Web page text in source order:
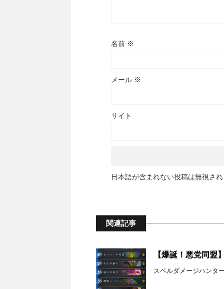
名前 ※
メール ※
サイト
日本語が含まれない投稿は無視さ
関連記事
【爆誕！悪党同盟
スペルダメージハンタ